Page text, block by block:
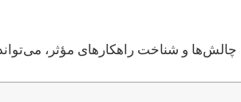
و شناخت راهکارهای مؤثر،